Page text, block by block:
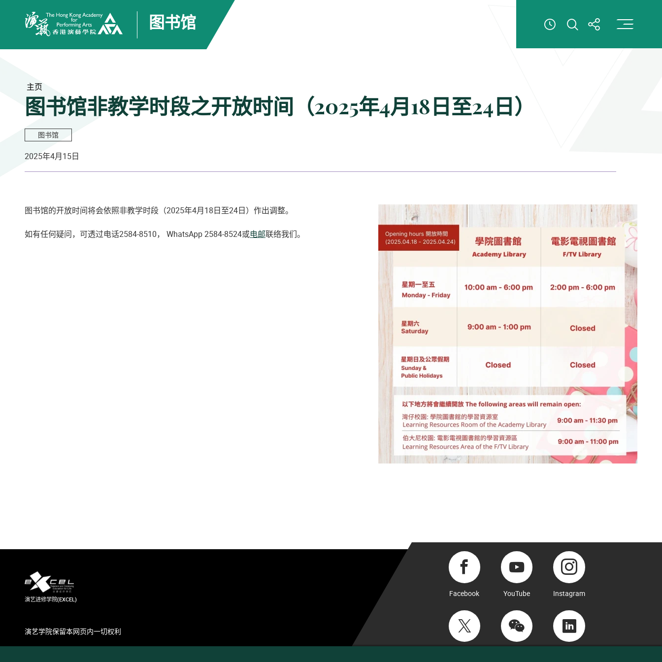
图书馆 查看開放時間信息
打开搜索打开分享打
主页
图书馆非教学时段之开放时间（2025年4月18日至24日）
图书馆
2025年4月15日
图书馆的开放时间将会依照非教学时段（2025年4月18日至24日）作出调整。
如有任何疑问，可透过电话2584-8510， WhatsApp 2584-8524或电邮联络我们。
演艺进修学院(EXCEL)
演艺学院保留本网页内一切权利
Facebook YouTube Instagram